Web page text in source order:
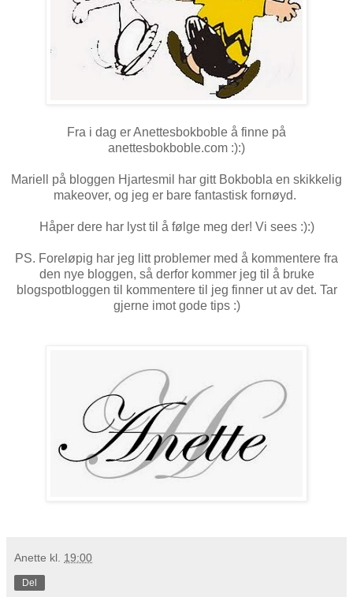
Fra i dag er Anettesbokboble å finne på
anettesbokboble.com :):)
Mariell på bloggen Hjartesmil
har gitt Bokbobla en skikkelig
makeover, og jeg er bare fantastisk fornøyd.
Håper dere har lyst til å følge meg der! Vi sees :):)
PS. Foreløpig har jeg litt problemer med å kommentere fra
den nye bloggen, så derfor kommer jeg til å bruke
blogspotbloggen til kommentere til jeg finner ut av det. Tar
gjerne imot gode tips :)
Anette kl. 19:00
Del